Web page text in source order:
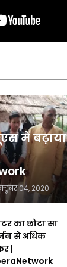
में बढ़ाया
04, 2020
का छोटा सा
से अधिक
|